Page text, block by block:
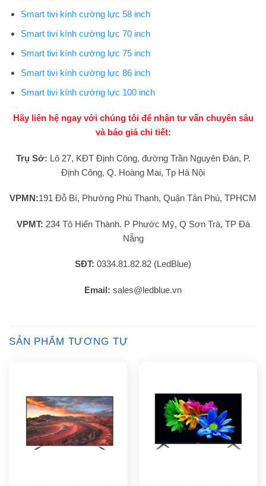
Smart tivi kính cường lực 58 inch
Smart tivi kính cường lực 70 inch
Smart tivi kính cường lực 75 inch
Smart tivi kính cường lực 86 inch
Smart tivi kính cường lực 100 inch
Hãy liên hệ ngay với chúng tôi để nhận tư vấn chuyên sâu
và báo giá chi tiết:
Trụ Sở: Lô 27, KĐT Định Công, đường Trần Nguyên Đán, P.
Định Công, Q. Hoàng Mai, Tp Hà Nội
VPMN:191 Đỗ Bí, Phường Phú Thạnh, Quận Tân Phú, TPHCM
VPMT: 234 Tô Hiến Thành. P Phước Mỹ, Q Sơn Trà, TP Đà
Nẵng
SĐT: 0334.81.82.82 (LedBlue)
Email: sales@ledblue.vn
SẢN PHẨM TƯƠNG TỰ